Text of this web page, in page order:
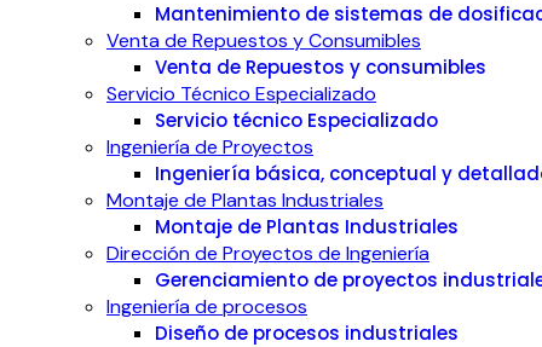
Mantenimiento de sistemas de
Venta de Repuestos y Consumibles
Venta de Repuestos y consumibles
Servicio Técnico Especializado
Servicio técnico Especializado
Ingeniería de Proyectos
Ingeniería básica, conceptual y
Montaje de Plantas Industriales
Montaje de Plantas Industriales
Dirección de Proyectos de Ingeniería
Gerenciamiento de proyectos
Ingeniería de procesos
Diseño de procesos industriales